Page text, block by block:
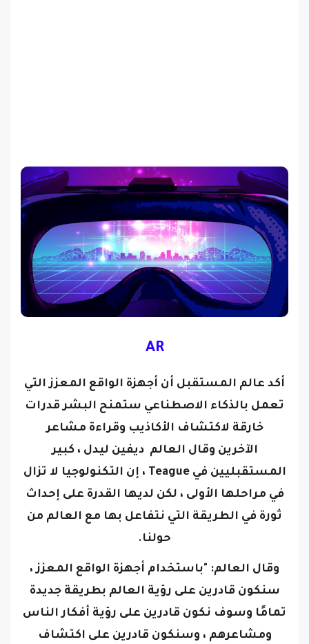
AR
أكد عالم المستقبل أن أجهزة الواقع المعزز التي
تعمل بالذكاء الاصطناعي ستمنح البشر قدرات
خارقة لاكتشاف الأكاذيب وقراءة مشاعر
الآخرين وقال العالمديفين ليدل ، كبير
المستقبليين في Teague
، إن التكنولوجيا لا تزال
في مراحلها الأولى ، لكن لديها القدرة على إحداث
ثورة في الطريقة التي نتفاعل بها مع العالم من
حولنا.
وقال العالم: "باستخدام أجهزة الواقع المعزز ،
سنكون قادرين على رؤية العالم بطريقة جديدة
تمامًا وسوف نكون قادرين على رؤية أفكار الناس
ومشاعرهم ، وسنكون قادرين على اكتشاف